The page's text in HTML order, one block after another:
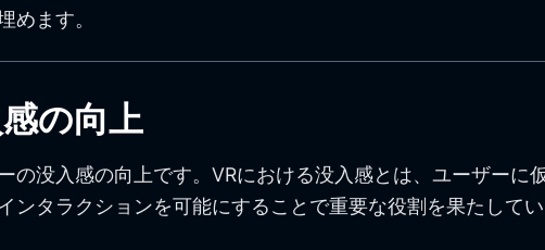
めます。
の向上
の没入感の向上です。VRにおける没入感とは、ユーザーに
ンタラクションを可能にすることで重要な役割を果たして